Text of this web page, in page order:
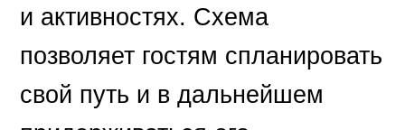
и активностях. Схема
позволяет гостям спланировать
свой путь и в дальнейшем